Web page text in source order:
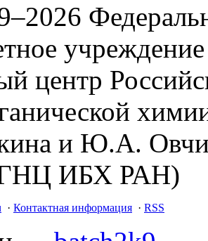
центр
и Ю.А.
ИБХ РАН)
· Контактная информация · RSS